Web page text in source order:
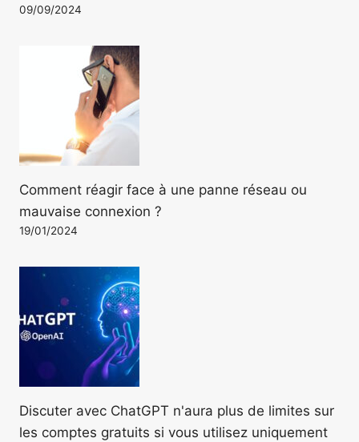
09/09/2024
Comment réagir face à une panne réseau ou
mauvaise connexion ?
19/01/2024
Discuter avec ChatGPT n'aura plus de limites sur
les comptes gratuits si vous utilisez uniquement